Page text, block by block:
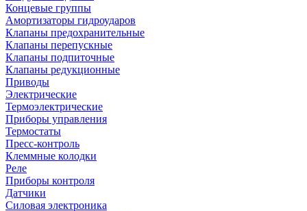
Концевые группы
Амортизаторы гидроударов
Клапаны предохранительные
Клапаны перепускные
Клапаны подпиточные
Клапаны редукционные
Приводы
Электрические
Термоэлектрические
Приборы управления
Термостаты
Пресс-контроль
Клеммные колодки
Реле
Приборы контроля
Датчики
Силовая электроника